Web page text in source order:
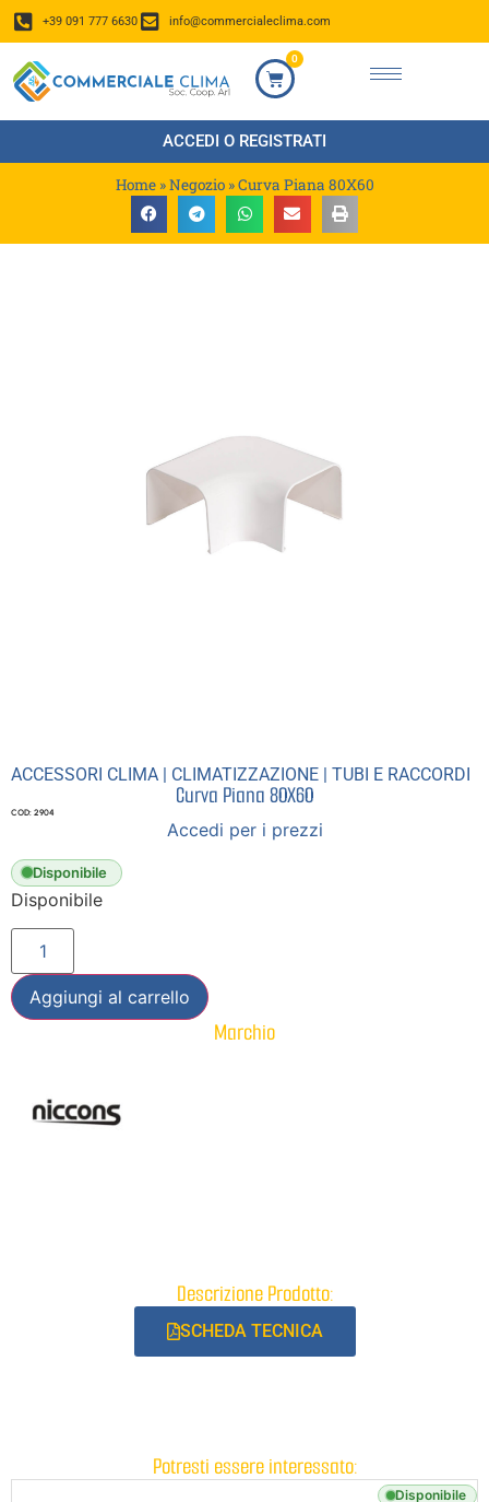
+39 091 777 6630 info@commercialeclima.com
0
ACCEDI O REGISTRATI
Home»Negozio»Curva Piana 80X60
ACCESSORI CLIMA | CLIMATIZZAZIONE | TUBI E RACCORDI
Curva Piana 80X60
COD: 2904
Accedi per i prezzi
Disponibile
Disponibile
Aggiungi al carrello
Marchio
Descrizione Prodotto:
SCHEDA TECNICA
Potresti essere interessato:
Disponibile